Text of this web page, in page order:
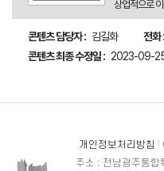
상업적으로
콘텐츠 담당자 : 김길화 전화 :
콘텐츠 최종 수정일 : 2023-09-
개인정보처리방침
주소 : 전남광주통합